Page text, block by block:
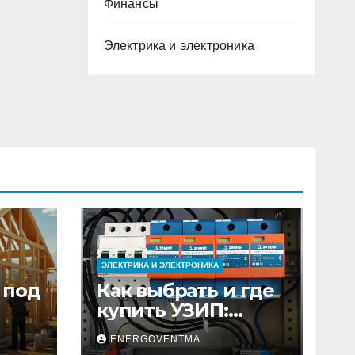
Финансы
Электрика и электроника
под
ЭЛЕКТРИКА И ЭЛЕКТРОНИКА
Как выбрать и где
купить УЗИП:
особенности
устройств защиты
ENERGOVENTMA